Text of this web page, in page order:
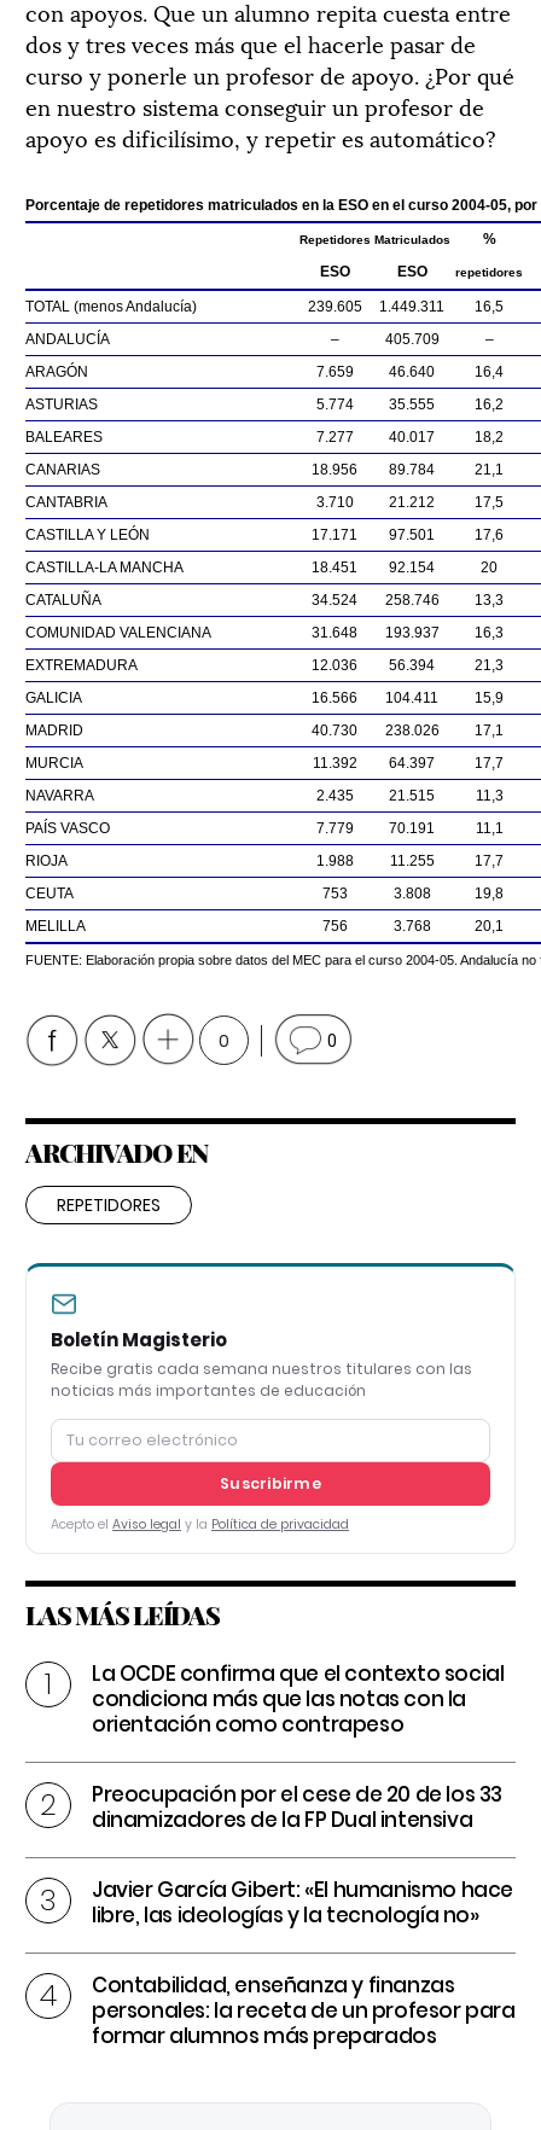
con apoyos. Que un alumno repita cuesta entre
dos y tres veces más que el hacerle pasar de
curso y ponerle un profesor de apoyo. ¿Por qué
en nuestro sistema conseguir un profesor de
apoyo es dificilísimo, y repetir es automático?
Porcentaje de repetidores matriculados en la ESO en el curso 2004-05,
Repetidores Matriculados
%
ESO
ESO repetidores
TOTAL (menos Andalucía) 239.605 1.449.311
16,5
ANDALUCÍA
– 405.709
–
ARAGÓN
7.659 46.640
16,4
ASTURIAS
5.774 35.555
16,2
BALEARES
7.277 40.017
18,2
CANARIAS
18.956 89.784
21,1
CANTABRIA
3.710 21.212
17,5
CASTILLA Y LEÓN
17.171 97.501
17,6
CASTILLA-LA MANCHA
18.451 92.154
20
CATALUÑA
34.524 258.746
13,3
COMUNIDAD VALENCIANA
31.648 193.937
16,3
EXTREMADURA
12.036 56.394
21,3
GALICIA
16.566 104.411
15,9
MADRID
40.730 238.026
17,1
MURCIA
11.392 64.397
17,7
NAVARRA
2.435 21.515
11,3
PAÍS VASCO
7.779 70.191
11,1
RIOJA
1.988 11.255
17,7
CEUTA
753 3.808
19,8
MELILLA
756 3.768 20,1
FUENTE: Elaboración propia sobre datos del MEC para el curso 2004-05. Andalucía no
0 0
ARCHIVADO EN
REPETIDORES
Boletín Magisterio
Recibe gratis cada semana nuestros titulares con las
noticias más importantes de educación
Suscribirme
Acepto el Aviso legal y la Política de privacidad
LAS MÁS LEÍDAS
La OCDE confirma que el contexto social
condiciona más que las notas con la
orientación como contrapeso
Preocupación por el cese de 20 de los 33
dinamizadores de la FP Dual intensiva
Javier García Gibert: «El humanismo hace
libre, las ideologías y la tecnología no»
Contabilidad, enseñanza y finanzas
personales: la receta de un profesor para
formar alumnos más preparados